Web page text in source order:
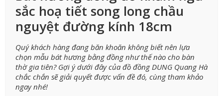
sắc hoạ tiết song long chầu
nguyệt đường kính 18cm
Quý khách hàng đang băn khoăn không biết nên lựa
chọn mẫu bát hương bằng đồng như thế nào cho bàn
thờ gia tiên? Gợi ý dưới đây của đồ đồng DUNG Quang Hà
chắc chắn sẽ giải quyết được vấn đề đó, cùng tham khảo
ngay nhé!